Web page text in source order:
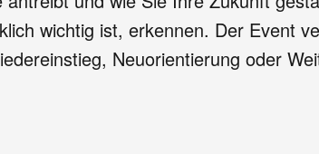
wichtig ist, erkennen. Der Event
Neuorientierung oder